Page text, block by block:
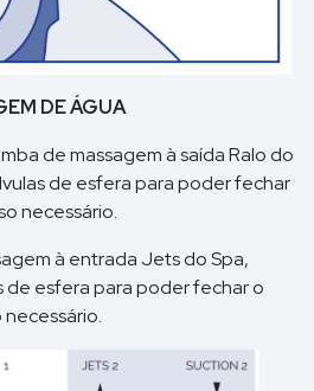
DE ÁGUA
de massagem à saída Ralo do
de esfera para poder fechar
necessário.
à entrada Jets do Spa,
de esfera para poder fechar o